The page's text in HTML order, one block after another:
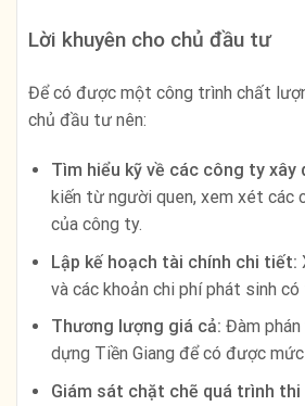
Lời khuyên cho chủ đầu tư
Để có được một công trình chất
chủ đầu tư nên:
Tìm hiểu kỹ về các công ty xây
kiến từ người quen, xem xét các
của công ty.
Lập kế hoạch tài chính chi tiết:
và các khoản chi phí phát sinh có
Thương lượng giá cả: Đàm
dựng Tiền Giang để có được
Giám sát chặt chẽ quá trình thi